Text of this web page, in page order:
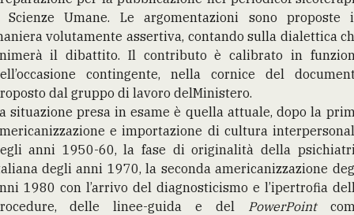
Scienze Umane. Le argomentazioni sono proposte
volutamente assertiva, contando sulla dialettica
il dibattito. Il contributo è calibrato in
contingente, nella cornice del
dal gruppo di lavoro delMinistero.
situazione presa in esame è quella attuale, dopo la
e importazione di cultura
anni 1950-60, la fase di originalità della
degli anni 1970, la seconda americanizzazione
1980 con l’arrivo del diagnosticismo e l’ipertrofia
delle linee-guida e del PowerPoint